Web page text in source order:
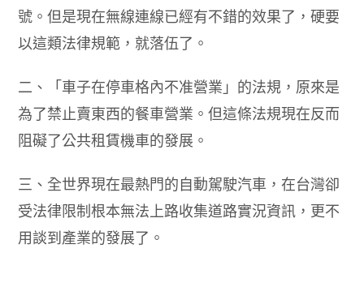
號。但是現在無線連線已經有不錯的效果了，硬要
以這類法律規範，就落伍了。
二、「車子在停車格內不准營業」的法規，原來是
為了禁止賣東西的餐車營業。但這條法規現在反而
阻礙了公共租賃機車的發展。
三、全世界現在最熱門的自動駕駛汽車，在台灣卻
受法律限制根本無法上路收集道路實況資訊，更不
用談到產業的發展了。